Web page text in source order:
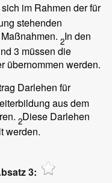
im Rahmen der für
stehenden
2In den
3 müssen die
übernommen werden.
Darlehen für
aus dem
2Diese Darlehen
werden.
3: